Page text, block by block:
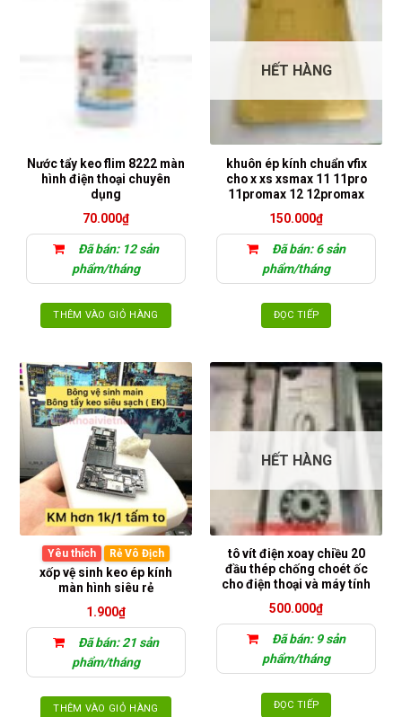
Nước tẩy keo flim 8222 màn
hình điện thoại chuyên
dụng
70.000₫
Đã bán: 12 sản
phẩm/tháng
THÊM VÀO GIỎ HÀNG
HẾT HÀNG
khuôn ép kính chuẩn vfix
cho x xs xsmax 11 11pro
11promax 12 12promax
150.000₫
Đã bán: 6 sản
phẩm/tháng
ĐỌC TIẾP
Yêu thích Rẻ Vô Địch
xốp vệ sinh keo ép kính
màn hình siêu rẻ
1.900₫
Đã bán: 21 sản
phẩm/tháng
THÊM VÀO GIỎ HÀNG
HẾT HÀNG
tô vít điện xoay chiều 20
đầu thép chống choét ốc
cho điện thoại và máy tính
500.000₫
Đã bán: 9 sản
phẩm/tháng
ĐỌC TIẾP